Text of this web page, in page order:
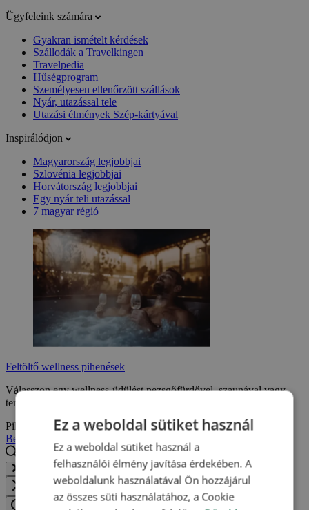
Ügyfeleink számára
Gyakran ismételt kérdések
Szállodák a Travelkingen
Travelpedia
Hűségprogram
Személyesen ellenőrzött szállások
Nyár, utazással tele
Utazási élmények Szép-kártyával
Inspirálódjon
Magyarország legjobbjai
Szlovénia legjobbjai
Horvátország legjobbjai
Egy nyár teli utazással
7 magyar régió
Feltöltő wellness pihenések
Válasszon egy wellness-üdülést pezsgőfürdővel, szaunával vagy
termálmedencével, és élvezze a jól megérdemelt pihenést.
Pihenni szeretnék
Bejelentkezés
Keressen egy helyet, szállodát, élményt...
Ez a weboldal sütiket használ
Ez a weboldal sütiket használ a
felhasználói élmény javítása érdekében. A
weboldalunk használatával Ön hozzájárul
az összes süti használatához, a Cookie